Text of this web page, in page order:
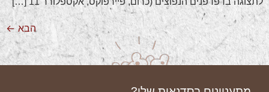
הבא←